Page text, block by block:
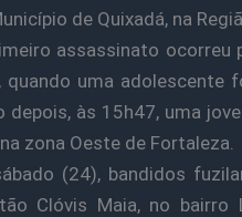
de Quixadá, na
assassinato
quando uma adolescente
depois, às 15h47, uma
zona Oeste de Fortaleza.
(24), bandidos
Clóvis Maia, no